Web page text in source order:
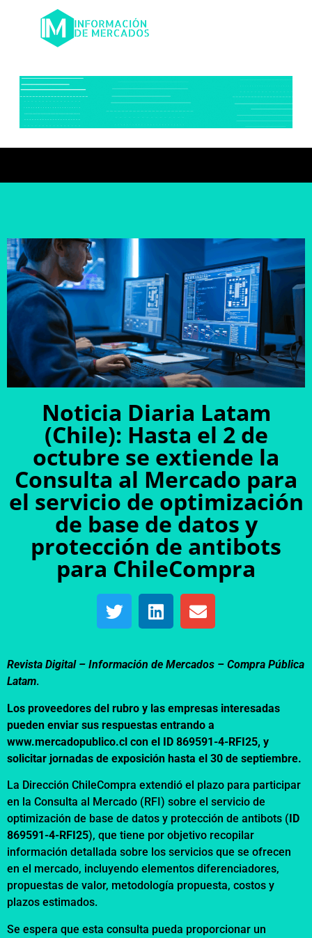
Noticia Diaria Latam
(Chile): Hasta el 2 de
octubre se extiende la
Consulta al Mercado para
el servicio de optimización
de base de datos y
protección de antibots
para ChileCompra
Revista Digital – Información de Mercados – Compra Pública
Latam.
Los proveedores del rubro y las empresas interesadas
pueden enviar sus respuestas entrando a
www.mercadopublico.cl con el ID 869591-4-RFI25, y
solicitar jornadas de exposición hasta el 30 de septiembre.
La Dirección ChileCompra extendió el plazo para participar
en la Consulta al Mercado ( RFI ) sobre el servicio de
optimización de base de datos y protección de antibots ( ID
869591-4-RFI25), que tiene por objetivo recopilar
información detallada sobre los servicios que se ofrecen
en el mercado, incluyendo elementos diferenciadores,
propuestas de valor, metodología propuesta, costos y
plazos estimados.
Se espera que esta consulta pueda proporcionar un